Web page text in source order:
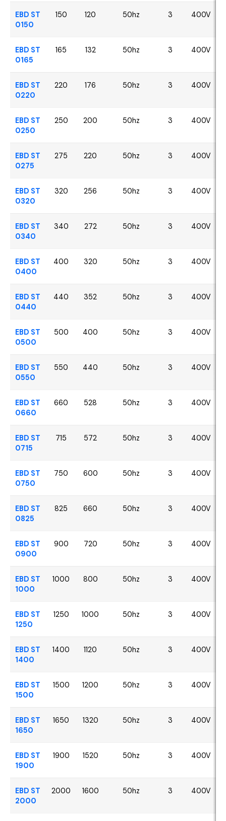
EBD ST
0150
150 120 50hz 3 400V
EBD ST
0165
165 132 50hz 3 400V
EBD ST
0220
220 176 50hz 3 400V
EBD ST
0250
250 200 50hz 3 400V
EBD ST
0275
275 220 50hz 3 400V
EBD ST
0320
320 256 50hz 3 400V
EBD ST
0340
340 272 50hz 3 400V
EBD ST
0400
400 320 50hz 3 400V
EBD ST
0440
440 352 50hz 3 400V
EBD ST
0500
500 400 50hz 3 400V
EBD ST
0550
550 440 50hz 3 400V
EBD ST
0660
660 528 50hz 3 400V
EBD ST
0715
715 572 50hz 3 400V
EBD ST
0750
750 600 50hz 3 400V
EBD ST
0825
825 660 50hz 3 400V
EBD ST
0900
900 720 50hz 3 400V
EBD ST
1000
1000 800 50hz 3 400V
EBD ST
1250
1250 1000 50hz 3 400V
EBD ST
1400
1400 1120 50hz 3 400V
EBD ST
1500
1500 1200 50hz 3 400V
EBD ST
1650
1650 1320 50hz 3 400V
EBD ST
1900
1900 1520 50hz 3 400V
EBD ST
2000
2000 1600 50hz 3 400V